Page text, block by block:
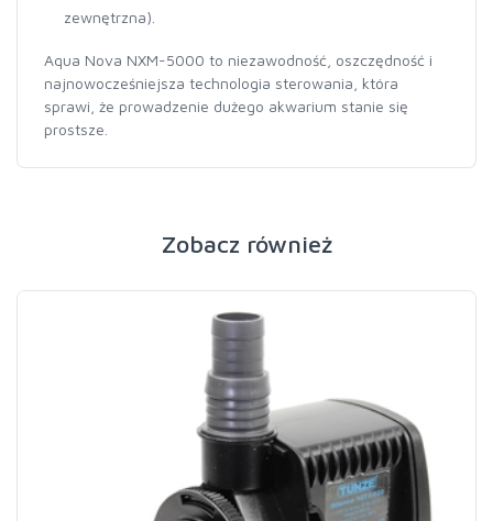
zewnętrzna).
Aqua Nova NXM-5000 to niezawodność, oszczędność i
najnowocześniejsza technologia sterowania, która
sprawi, że prowadzenie dużego akwarium stanie się
prostsze.
Zobacz również